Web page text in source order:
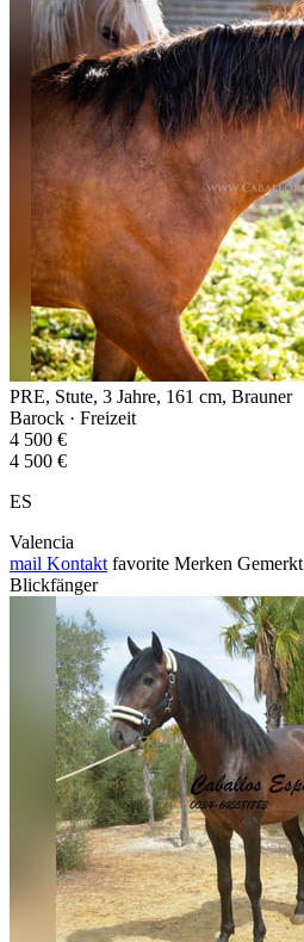
PRE, Stute, 3 Jahre, 161 cm, Brauner
Barock · Freizeit
4 500 €
4 500 €
ES
Valencia
mail Kontakt favorite Merken Gemerkt
Blickfänger